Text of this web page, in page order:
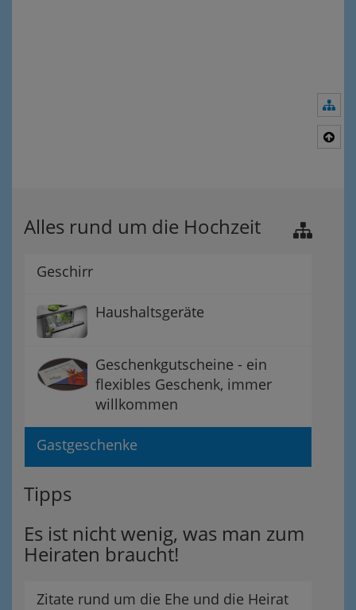
Alles rund um die Hochzeit
Geschirr
Haushaltsgeräte
Geschenkgutscheine - ein
flexibles Geschenk, immer
willkommen
Gastgeschenke
Tipps
Es ist nicht wenig, was man zum
Heiraten braucht!
Zitate rund um die Ehe und die Heirat